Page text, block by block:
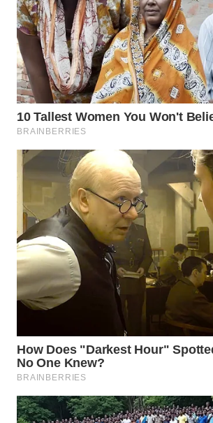
WN
SUKABUMI
WN
PURWAKARTA
WN
PRIANGAN
SEMARANG
WN
SOLO
WN
BOROBUDUR
WN
MADURA
SURABAYA